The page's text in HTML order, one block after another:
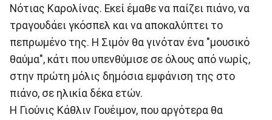
Νότιας Καρολίνας. Εκεί έμαθε να παίζει πιάνο, να
τραγουδάει γκόσπελ και να αποκαλύπτει το
πεπρωμένο της. Η Σιμόν θα γινόταν ένα "μουσικό
θαύμα", κάτι που υπενθύμισε σε όλους από νωρίς,
στην πρώτη μόλις δημόσια εμφάνιση της στο
πιάνο, σε ηλικία δέκα ετών.
Η Γιούνις Κάθλιν Γουέιμον, που αργότερα θα